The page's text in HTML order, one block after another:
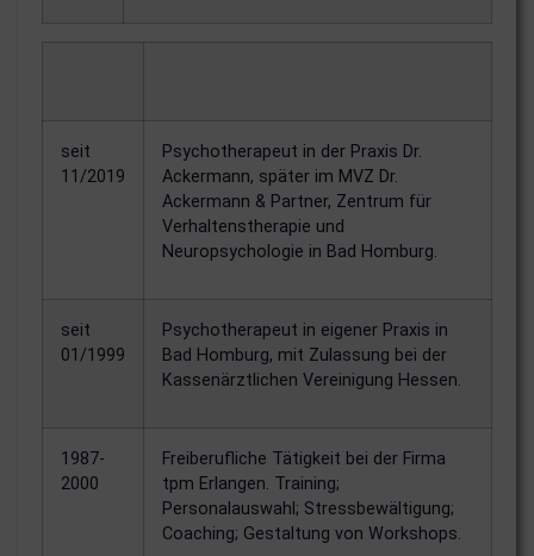
seit
11/2019
Psychotherapeut in der Praxis Dr.
Ackermann, später im MVZ Dr.
Ackermann & Partner, Zentrum für
Verhaltenstherapie und
Neuropsychologie in Bad Homburg.
seit
01/1999
Psychotherapeut in eigener Praxis in
Bad Homburg, mit Zulassung bei der
Kassenärztlichen Vereinigung Hessen.
1987-
2000
Freiberufliche Tätigkeit bei der Firma
tpm Erlangen. Training;
Personalauswahl; Stressbewältigung;
Coaching; Gestaltung von Workshops.